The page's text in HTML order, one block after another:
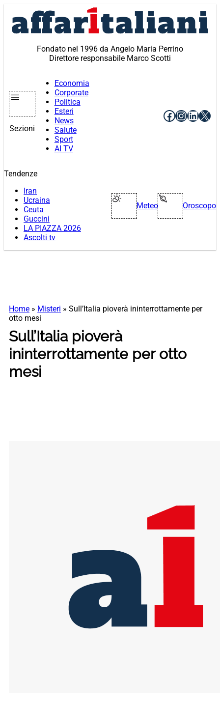
contenuto
Fondato nel 1996 da Angelo Maria Perrino
Direttore responsabile Marco Scotti
Sezioni
Economia
Corporate
Politica
Esteri
News
Salute
Sport
AI TV
Facebook
X
Tendenze
Iran
Ucraina
Ceuta
Guccini
LA PIAZZA 2026
Ascolti tv
Meteo Oroscopo
Home » Misteri » Sull’Italia pioverà ininterrottamente per
otto mesi
Sull’Italia pioverà
ininterrottamente per otto
mesi